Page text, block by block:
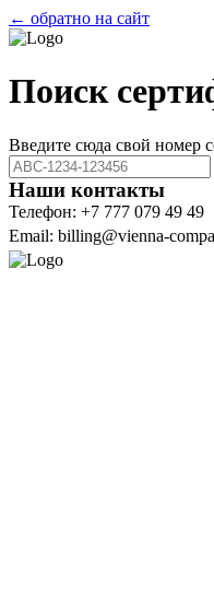
← обратно на сайт
Поиск
Введите сюда свой номер
Наши контакты
Телефон: +7 777 079 49 49
Email: billing@vienna-